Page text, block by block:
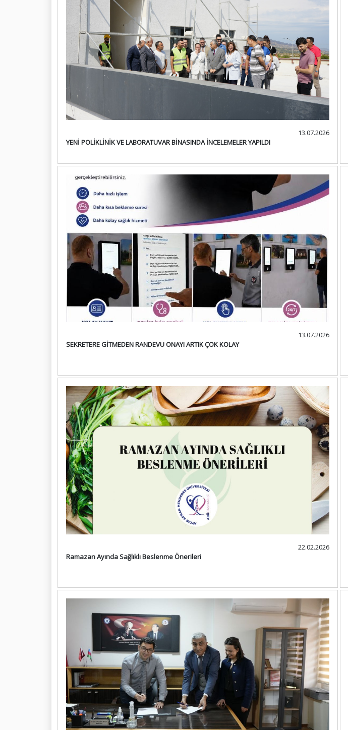
13.07.2026
YENİ POLİKLİNİK VE LABORATUVAR BİNASINDA İNCELEMELER YAPILDI
13.07.2026
SEKRETERE GİTMEDEN RANDEVU ONAYI ARTIK ÇOK KOLAY
22.02.2026
Ramazan Ayında Sağlıklı Beslenme Önerileri